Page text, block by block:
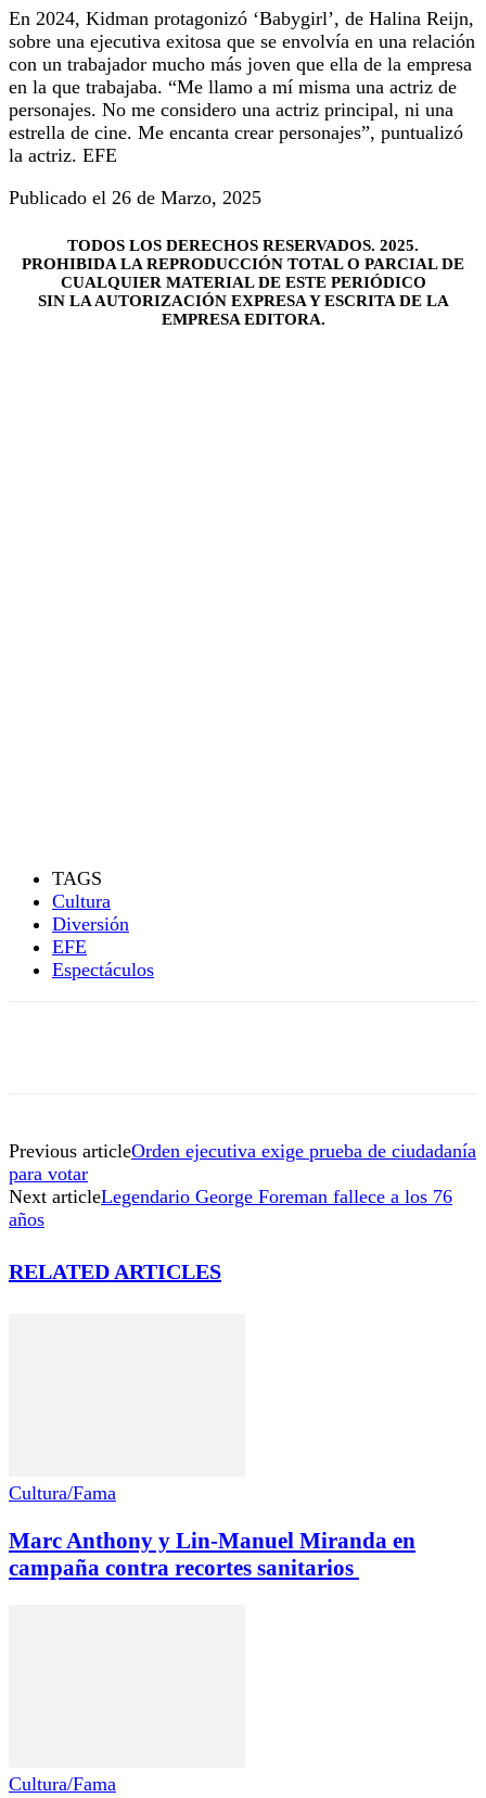
En 2024, Kidman protagonizó ‘Babygirl’, de Halina Reijn,
sobre una ejecutiva exitosa que se envolvía en una relación
con un trabajador mucho más joven que ella de la empresa
en la que trabajaba. “Me llamo a mí misma una actriz de
personajes. No me considero una actriz principal, ni una
estrella de cine. Me encanta crear personajes”, puntualizó
la actriz. EFE
Publicado el 26 de Marzo, 2025
TODOS LOS DERECHOS RESERVADOS. 2025.
PROHIBIDA LA REPRODUCCIÓN TOTAL O PARCIAL DE
CUALQUIER MATERIAL DE ESTE PERIÓDICO
SIN LA AUTORIZACIÓN EXPRESA Y ESCRITA DE LA
EMPRESA EDITORA.
TAGS
Cultura
Diversión
EFE
Espectáculos
Previous articleOrden ejecutiva exige prueba de ciudadanía
para votar
Next articleLegendario George Foreman fallece a los 76
años
RELATED ARTICLES
Cultura/Fama
Marc Anthony y Lin-Manuel Miranda en
campaña contra recortes sanitarios
Cultura/Fama